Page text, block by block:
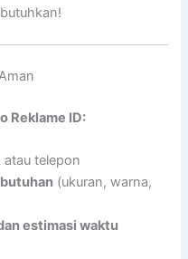
Reklame ID:
atau telepon
(ukuran, warna,
estimasi waktu